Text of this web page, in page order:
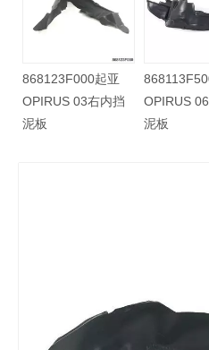
868123F000起亚
OPIRUS 03右内挡
泥板
OPIRUS
泥板